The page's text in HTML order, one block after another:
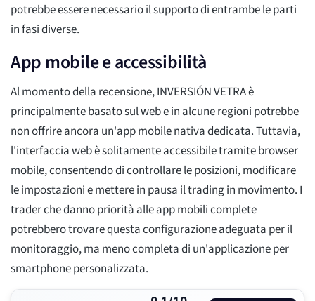
potrebbe essere necessario il supporto di entrambe le parti
in fasi diverse.
App mobile e accessibilità
Al momento della recensione, INVERSIÓN VETRA è
principalmente basato sul web e in alcune regioni potrebbe
non offrire ancora un'app mobile nativa dedicata. Tuttavia,
l'interfaccia web è solitamente accessibile tramite browser
mobile, consentendo di controllare le posizioni, modificare
le impostazioni e mettere in pausa il trading in movimento. I
trader che danno priorità alle app mobili complete
potrebbero trovare questa configurazione adeguata per il
monitoraggio, ma meno completa di un'applicazione per
smartphone personalizzata.